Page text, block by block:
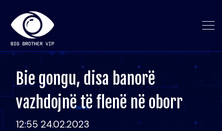
Bie gongu, disa banorë
vazhdojnë të flenë në oborr
12:55 24.02.2023